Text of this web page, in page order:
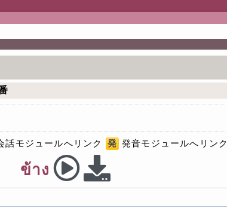
話モジュールへリンク 発 発音モジュールへリンク
ข้าง